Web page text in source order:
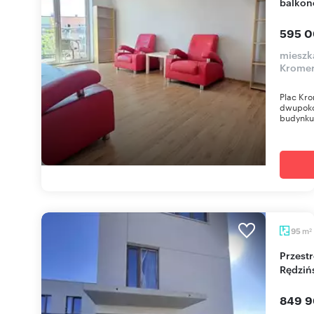
595
Plac
95 m2
Przestronne 95 m2 z tarasem i widokiem na Most
849